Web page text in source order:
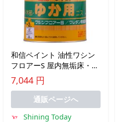
和信ペイント 油性ワシン
フロアーS 屋内無垢床・階
段用 滑りにくく強い塗膜
つやあり 2L
7,044 円
通販ページへ
Shining Today